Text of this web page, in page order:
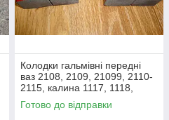
Колодки гальмівні передні
ваз 2108, 2109, 21099, 2110-
2115, калина 1117, 1118,
1119, приора 2170 (Raf,
Латвія)
Готово до відправки